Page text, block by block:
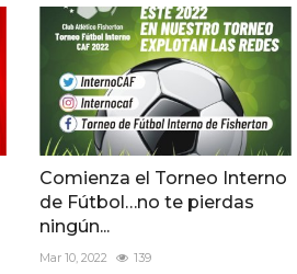
Comienza el Torneo Interno
de Fútbol…no te pierdas
ningún...
Mar 10, 2022 139